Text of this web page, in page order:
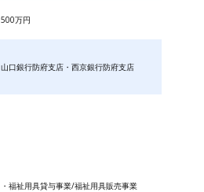
500万円
山口銀行防府支店・西京銀行防府支店
・福祉用具貸与事業/福祉用具販売事業